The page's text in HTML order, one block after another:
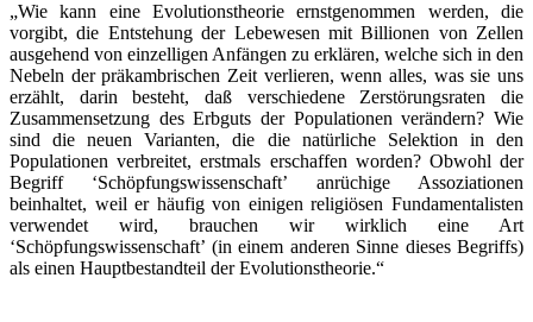
„Wie kann eine Evolutionstheorie ernstgenommen werden, die
vorgibt, die Entstehung der Lebewesen mit Billionen von Zellen
ausgehend von einzelligen Anfängen zu erklären, welche sich in den
Nebeln der präkambrischen Zeit verlieren, wenn alles, was sie uns
erzählt, darin besteht, daß verschiedene Zerstörungsraten die
Zusammensetzung des Erbguts der Populationen verändern? Wie
sind die neuen Varianten, die die natürliche Selektion in den
Populationen verbreitet, erstmals erschaffen worden? Obwohl der
Begriff ‘Schöpfungswissenschaft’ anrüchige Assoziationen
beinhaltet, weil er häufig von einigen religiösen Fundamentalisten
verwendet wird, brauchen wir wirklich eine Art
‘Schöpfungswissenschaft’ (in einem anderen Sinne dieses Begriffs)
als einen Hauptbestandteil der Evolutionstheorie.“